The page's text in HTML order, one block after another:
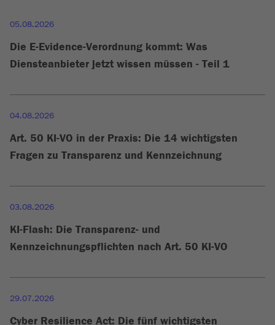
05.08.2026
Die E-Evidence-Verordnung kommt: Was
Diensteanbieter jetzt wissen müssen - Teil 1
04.08.2026
Art. 50 KI-VO in der Praxis: Die 14 wichtigsten
Fragen zu Transparenz und Kennzeichnung
03.08.2026
KI-Flash: Die Transparenz- und
Kennzeichnungspflichten nach Art. 50 KI-VO
29.07.2026
Cyber Resilience Act: Die fünf wichtigsten